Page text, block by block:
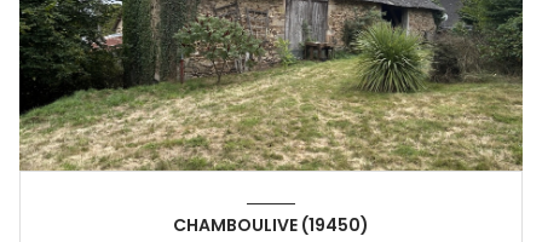
CHAMBOULIVE (19450)